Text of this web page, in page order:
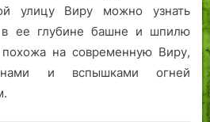
улицу Виру можно узнать
ее глубине башне и шпилю
на современную Виру,
и вспышками огней